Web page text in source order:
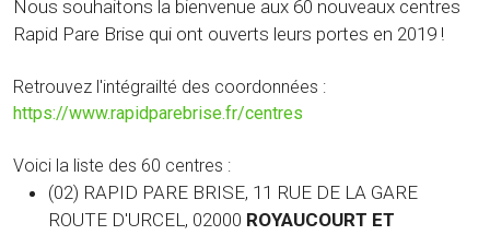
Nous souhaitons la bienvenue aux 60 nouveaux centres
Rapid Pare Brise qui ont ouverts leurs portes en 2019 !
Retrouvez l'intégrailté des coordonnées :
https://www.rapidparebrise.fr/centres
Voici la liste des 60 centres :
(02) RAPID PARE BRISE, 11 RUE DE LA GARE
ROUTE D'URCEL, 02000 ROYAUCOURT ET